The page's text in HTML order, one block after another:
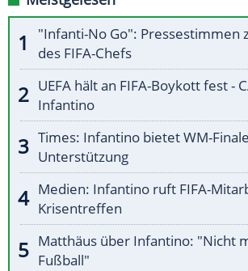
"Infanti-No Go": Pressestimmen
des FIFA-Chefs
UEFA hält an FIFA-Boykott fest -
Infantino
Times: Infantino bietet WM-
Unterstützung
Medien: Infantino ruft FIFA-
Krisentreffen
Matthäus über Infantino: "Nicht
Fußball"